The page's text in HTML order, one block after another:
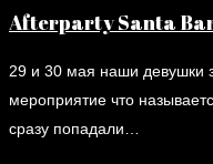
Afterparty Santa
29 и 30 мая наши девушки
мероприятие что
сразу попадали…